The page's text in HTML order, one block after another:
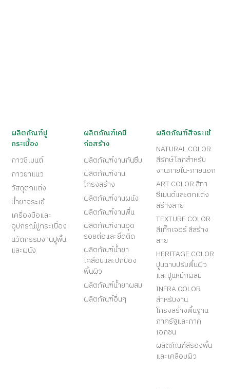
ผลิตภัณฑ์ปู
กระเบื้อง
กาวซีเมนต์
กาวยาแนว
วัสดุตกแต่ง
น้ำยาจระเข้
เครื่องมือและ
อุปกรณ์ปูกระเบื้อง
นวัตกรรมงานปูพื้น
และผนัง
ผลิตภัณฑ์เคมี
ก่อสร้าง
ผลิตภัณฑ์งานกันซึม
ผลิตภัณฑ์งาน
โครงสร้าง
ผลิตภัณฑ์งานผนัง
ผลิตภัณฑ์งานพื้น
ผลิตภัณฑ์งานอุด
รอยต่อและยึดติด
ผลิตภัณฑ์น้ำยา
เคลือบและปกป้อง
พื้นผิว
ผลิตภัณฑ์น้ำยาผสม
ผลิตภัณฑ์อื่นๆ
ผลิตภัณฑ์สีจระเข้
NATURAL COLOR
สีรักษ์โลกสำหรับ
งานภายใน-ภายนอก
ART COLOR สีทา
ซีเมนต์และตกแต่ง
สร้างลาย
TEXTURE COLOR
สีเท็กเจอร์ สีสร้าง
ลาย
HERITAGE COLOR
ปูนฉาบปรับพื้นผิว
และปูนหมักผสม
INFRA COLOR
สำหรับงาน
โครงสร้างพื้นฐาน
ภาครัฐและภาค
เอกชน
ผลิตภัณฑ์สีรองพื้น
และเคลือบผิว